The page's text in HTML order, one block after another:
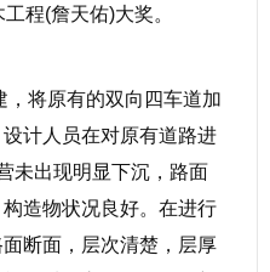
程(詹天佑)大奖。
将原有的双向四车道加
计人员在对原有道路进
未出现明显下沉，路面
造物状况良好。在进行
断面，层次清楚，层厚